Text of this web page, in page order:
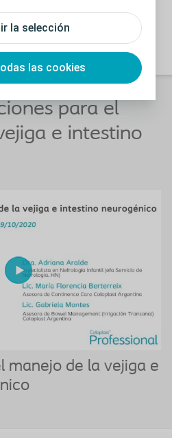
la selección
las cookies
e Intestino
para el
e intestino
manejo de la vejiga e